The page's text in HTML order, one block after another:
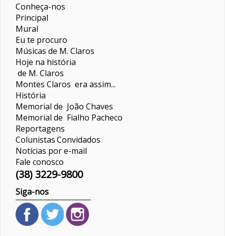
Conheça-nos
Principal
Mural
Eu te procuro
Músicas de M. Claros
Hoje na história
de M. Claros
Montes Claros era assim...
História
Memorial de João Chaves
Memorial de Fialho Pacheco
Reportagens
ColunistasConvidados
Notícias por e-mail
Fale conosco
(38) 3229-9800
Siga-nos